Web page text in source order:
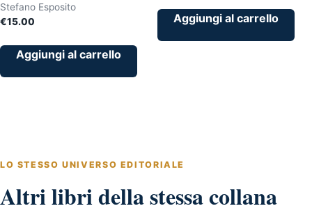
Stefano Esposito
€15.00
Aggiungi al carrello
Aggiungi al carrello
LO STESSO UNIVERSO EDITORIALE
Altri libri della stessa collana